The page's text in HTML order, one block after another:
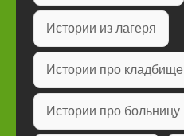
Истории из лагеря
Истории про кладбище
Истории про больницу